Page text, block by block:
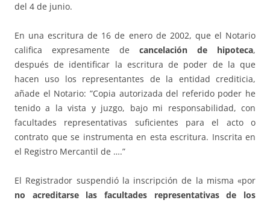
del 4 de junio.
En una escritura de 16 de enero de 2002, que el Notario
califica expresamente de cancelación de hipoteca,
después de identificar la escritura de poder de la que
hacen uso los representantes de la entidad crediticia,
añade el Notario: ”Copia autorizada del referido poder he
tenido a la vista y juzgo, bajo mi responsabilidad, con
facultades representativas suficientes para el acto o
contrato que se instrumenta en esta escritura. Inscrita en
el Registro Mercantil de ….”
El Registrador suspendió la inscripción de la misma «por
no acreditarse las facultades representativas de los